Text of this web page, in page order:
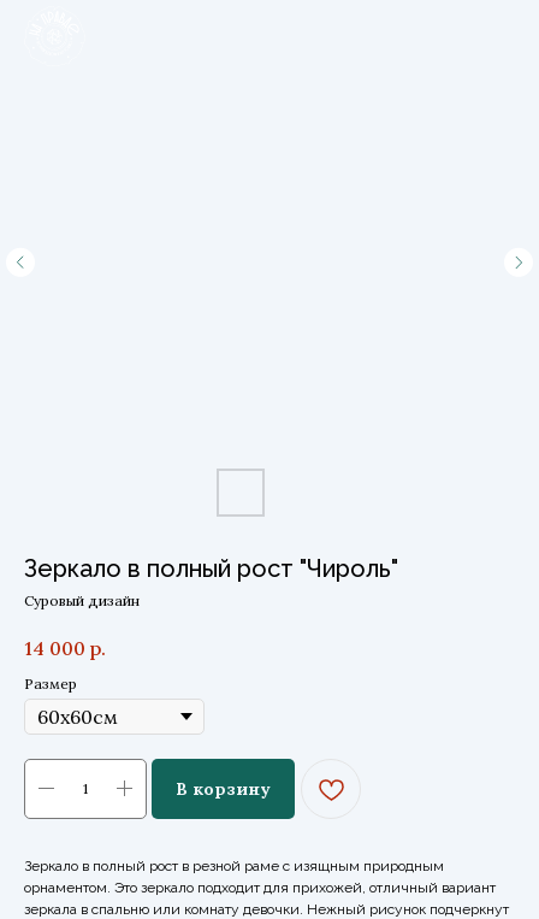
Зеркало в полный рост "Чироль"
Суровый дизайн
14 000 р.
Размер
В корзину
Зеркало в полный рост в резной раме с изящным природным
орнаментом. Это зеркало подходит для прихожей, отличный вариант
зеркала в спальню или комнату девочки. Нежный рисунок подчеркнут